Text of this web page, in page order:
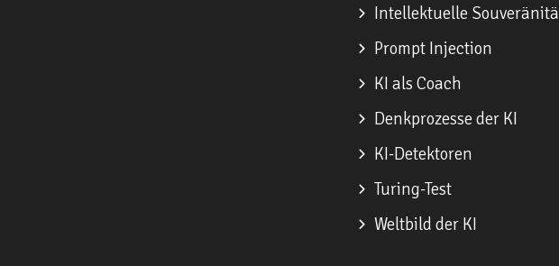
Intellektuelle
Prompt Injection
KI als Coach
Denkprozesse der KI
KI-Detektoren
Turing-Test
Weltbild der KI